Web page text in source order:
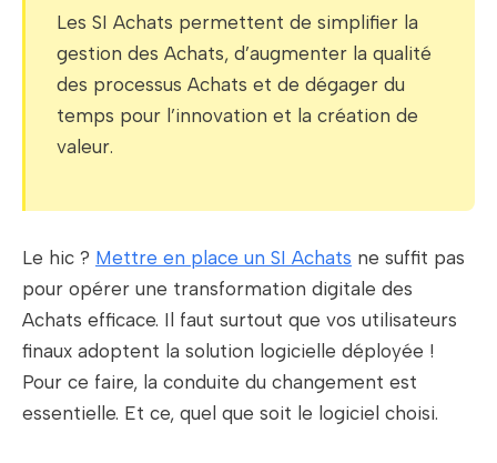
Les SI Achats permettent de simplifier la
gestion des Achats, d’augmenter la qualité
des processus Achats et de dégager du
temps pour l’innovation et la création de
valeur.
Le hic ? Mettre en place un SI Achats ne suffit pas
pour opérer une transformation digitale des
Achats efficace. Il faut surtout que vos utilisateurs
finaux adoptent la solution logicielle déployée !
Pour ce faire, la conduite du changement est
essentielle. Et ce, quel que soit le logiciel choisi.